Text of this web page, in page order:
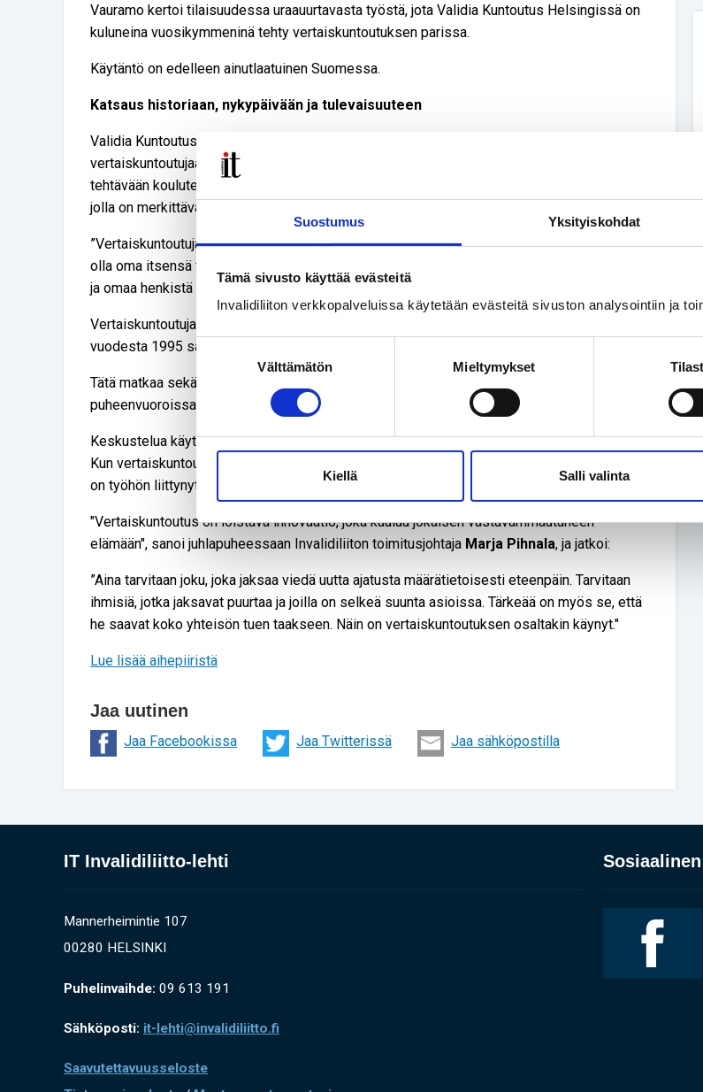
Suostumus Yksityiskohdat
Tämä sivusto käyttää evästeitä
Invalidiliiton verkkopalveluissa käytetään evästeitä sivuston analysointiin ja
Suostumuksen
Välttämätön Mieltymykset
Kiellä Salli valinta
Vauramo kertoi tilaisuudessa uraauurtavasta työstä, jota Validia Kuntoutus Helsingissä on
kuluneina vuosikymmeninä tehty vertaiskuntoutuksen parissa.
Käytäntö on edelleen ainutlaatuinen Suomessa.
Katsaus historiaan, nykypäivään ja tulevaisuuteen
Validia Kuntoutus Helsingissä työskentelee tänä päivänä kymmenen työsuhteista
vertaiskuntoutujaa. Heistä kaksi on osa-aikaisia, loput tuntityöläisiä – ja heistä kukin on
tehtävään koulutettu, vammansa kanssa jo elämää elänyt selkäydinvaurion saanut henkilö,
jolla on merkittävä vaikutus selkäydinvammaisen henkilön kuntoutusprosessiin.
”Vertaiskuntoutujalta vaaditaan itsensä likoon laittamista, oikeanlaista motivaatiota, taitoa
olla oma itsensä toisen edessä ja taitoa käyttäytyä ja kuunnella. Myös psykologisia taitoja
ja omaa henkistä vahvuutta vaaditaan. Mutta työ myös antaa paljon”, kertoi Erkki Lämsä.
Vertaiskuntoutuja Lämsä on ollut mukana kehittämässä toimintaa sen koko kaarelta,
vuodesta 1995 saakka.
Tätä matkaa sekä vertaiskuntoutuksen nykypäivää ja tulevaisuutta tarkasteltiin seminaarin
puheenvuoroissa.
Keskustelua käytiin paitsi vertaisuudesta ja sen merkityksestä, myös työn käytännöistä.
Kun vertaiskuntoutuja on palkattu työntekijä ja samalla maallikko ammattilaisten joukossa,
on työhön liittynyt paljon kysymyksiä ja kehitystarpeita.
"Vertaiskuntoutus on loistava innovaatio, joka kuuluu jokaisen vastavammautuneen
elämään", sanoi juhlapuheessaan Invalidiliiton toimitusjohtaja Marja Pihnala, ja jatkoi:
”Aina tarvitaan joku, joka jaksaa viedä uutta ajatusta määrätietoisesti eteenpäin. Tarvitaan
ihmisiä, jotka jaksavat puurtaa ja joilla on selkeä suunta asioissa. Tärkeää on myös se, että
he saavat koko yhteisön tuen taakseen. Näin on vertaiskuntoutuksen osaltakin käynyt."
Lue lisää aihepiiristä
Jaa uutinen
Jaa Facebookissa Jaa Twitterissä Jaa sähköpostilla
IT Invalidiliitto-lehti
Mannerheimintie 107
00280 HELSINKI
Puhelinvaihde: 09 613 191
Sähköposti: it-lehti@invalidiliitto.fi
Saavutettavuusseloste
Invalidiliitto
Facebookissa